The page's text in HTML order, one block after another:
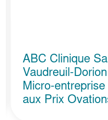
Dre
finaliste
Femmes
Québec